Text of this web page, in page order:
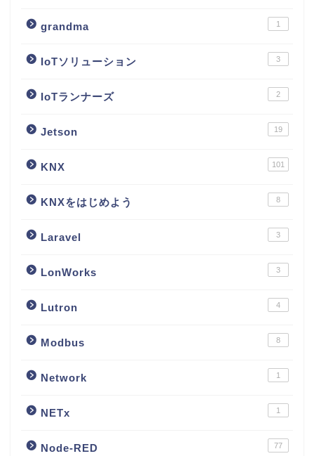
grandma 1
IoTソリューション 3
IoTランナーズ 2
Jetson 19
KNX 101
KNXをはじめよう 8
Laravel 3
LonWorks 3
Lutron 4
Modbus 8
Network 1
NETx 1
Node-RED 77